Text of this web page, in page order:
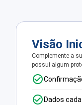
Visão
Complemente a
possui algum
Dados